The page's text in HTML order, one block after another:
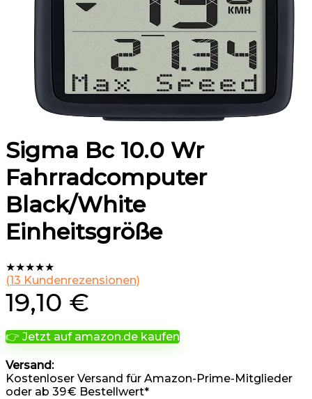
Sigma Bc 10.0 Wr
Fahrradcomputer
Black/White
Einheitsgröße
★★★★★
(13 Kundenrezensionen)
19,10 €
👉 Jetzt auf amazon.de kaufen
Versand:
Kostenloser Versand für Amazon-Prime-Mitglieder
oder ab 39 € Bestellwert*